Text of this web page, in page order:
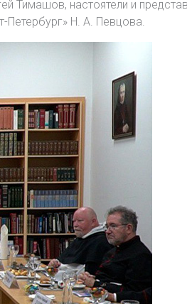
настоятели и
Петербург» Н. А. Певцова.